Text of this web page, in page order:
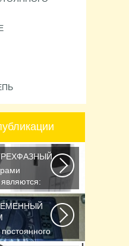
являются: